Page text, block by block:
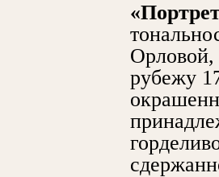
Орловой,
рубежу